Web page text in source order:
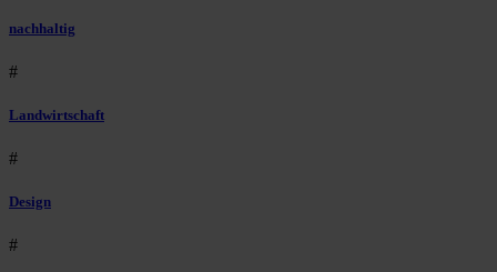
nachhaltig
#
Landwirtschaft
#
Design
#